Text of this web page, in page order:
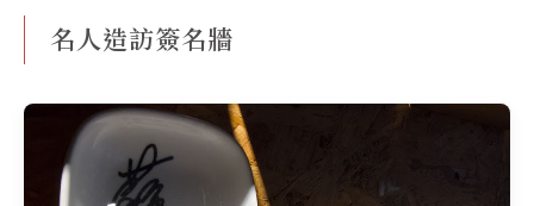
名人造訪簽名牆